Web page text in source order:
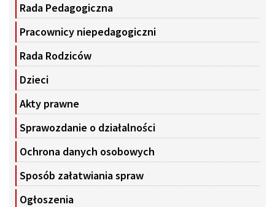
Rada Pedagogiczna
Pracownicy niepedagogiczni
Rada Rodziców
Dzieci
Akty prawne
Sprawozdanie o działalności
Ochrona danych osobowych
Sposób załatwiania spraw
Ogłoszenia